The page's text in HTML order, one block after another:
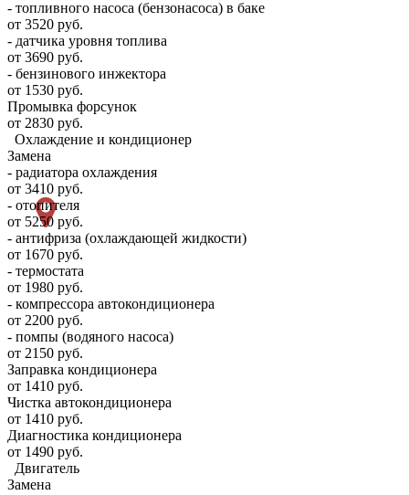
- топливного насоса (бензонасоса) в баке
от 3520 руб.
- датчика уровня топлива
от 3690 руб.
- бензинового инжектора
от 1530 руб.
Промывка форсунок
от 2830 руб.
Охлаждение и кондиционер
Замена
- радиатора охлаждения
от 3410 руб.
- отопителя
от 5250 руб.
- антифриза (охлаждающей жидкости)
от 1670 руб.
- термостата
от 1980 руб.
- компрессора автокондиционера
от 2200 руб.
- помпы (водяного насоса)
от 2150 руб.
Заправка кондиционера
от 1410 руб.
Чистка автокондиционера
от 1410 руб.
Диагностика кондиционера
от 1490 руб.
Двигатель
Замена